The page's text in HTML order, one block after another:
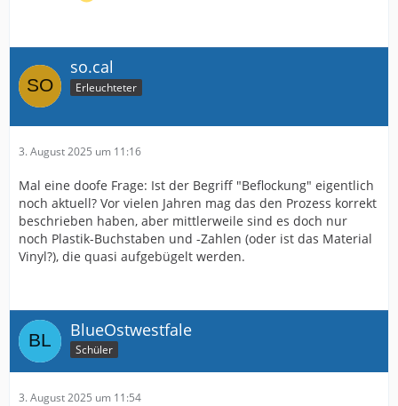
so.cal
Erleuchteter
3. August 2025 um 11:16
Mal eine doofe Frage: Ist der Begriff "Beflockung" eigentlich
noch aktuell? Vor vielen Jahren mag das den Prozess korrekt
beschrieben haben, aber mittlerweile sind es doch nur
noch Plastik-Buchstaben und -Zahlen (oder ist das Material
Vinyl?), die quasi aufgebügelt werden.
BlueOstwestfale
Schüler
3. August 2025 um 11:54